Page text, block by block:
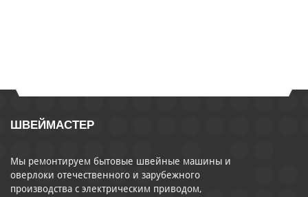
ШВЕЙМАСТЕР
Мы ремонтируем бытовые швейные машины и
оверлоки отечественного и зарубежного
производства с электрическим приводом,